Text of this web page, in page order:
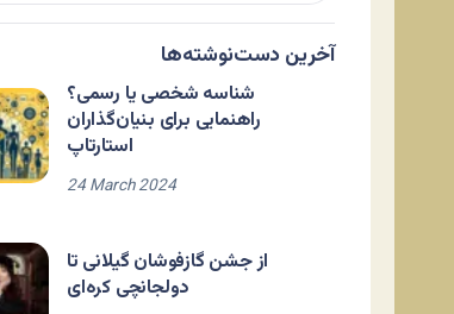
آخرین دست‌نوشته‌ها
شناسه شخصی یا رسمی؟
راهنمایی برای بنیان‌گذاران
استارتاپ
24 March 2024
از جشن گازفوشان گیلانی تا
دولجانچی کره‌ای